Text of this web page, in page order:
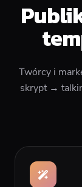
Twórcy i
skrypt →